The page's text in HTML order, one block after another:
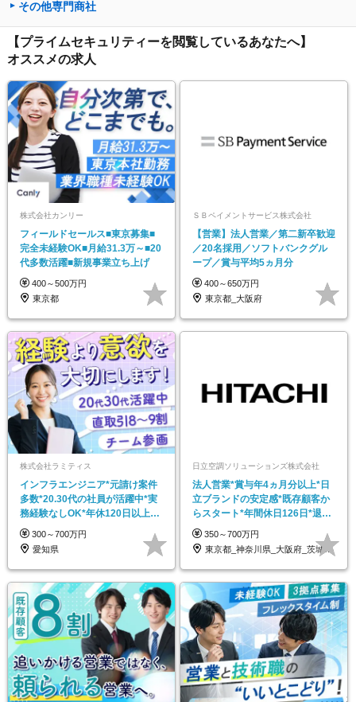
その他専門商社
【プライムセキュリティーを閲覧しているあなたへ】
オススメの求人
株式会社カンリー
フィールドセールス■東京募集■
完全未経験OK■月給31.3万～■20
代多数活躍■新規事業立ち上げ
400～500万円
東京都
ＳＢペイメントサービス株式会社
【営業】法人営業／第二新卒歓迎
／20名採用／ソフトバンクグル
ープ／賞与平均5ヵ月分
400～650万円
東京都_大阪府
株式会社ラミティス
インフラエンジニア*元請け案件
多数*20.30代の社員が活躍中*実
務経験なしOK*年休120日以上*
夜勤なし
300～700万円
愛知県
日立空調ソリューションズ株式会社
法人営業*賞与年4ヵ月分以上*日
立ブランドの安定感*既存顧客か
らスタート*年間休日126日*退職
金あり
350～700万円
東京都_神奈川県_大阪府_茨城県_栃木県…